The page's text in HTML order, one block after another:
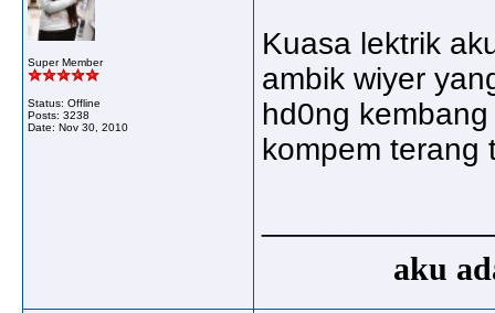
Super Member
Status: Offline
Posts: 3238
Date: Nov 30, 2010
Kuasa lektrik
ambik wiyer
hd0ng
kompem terang
aku